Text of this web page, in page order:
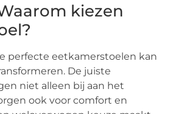
kiezen
perfecte eetkamerstoelen kan
De juiste
niet alleen bij aan het
ook voor comfort en